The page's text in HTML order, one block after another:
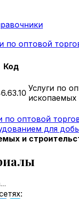
по оптовой
Код
Услуги по
ископаемых
по оптовой
для
и